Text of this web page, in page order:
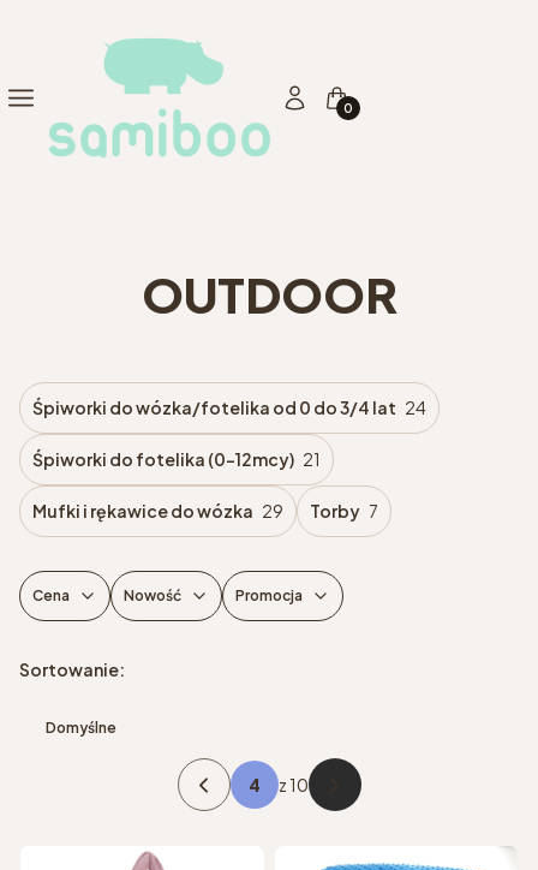
Menu Zaloguj sięProdukty w koszyku: 0.
Koszyk
OUTDOOR
Śpiworki do wózka/fotelika od 0 do 3/4 lat 24
Śpiworki do fotelika (0-12mcy) 21
Mufki i rękawice do wózka 29 Torby 7
Cena Nowość Promocja
Lista produktów
Sortowanie:
Domyślne
Poprzednie produkty
z 10 Następne produkty